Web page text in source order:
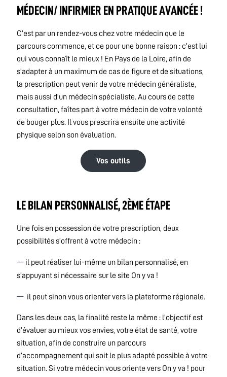
MÉDECIN/ INFIRMIER EN PRATIQUE AVANCÉE !
C’est par un rendez-vous chez votre médecin que le
parcours commence, et ce pour une bonne raison : c’est lui
qui vous connaît le mieux ! En Pays de la Loire, afin de
s’adapter à un maximum de cas de figure et de situations,
la prescription peut venir de votre médecin généraliste,
mais aussi d’un médecin spécialiste. Au cours de cette
consultation, faîtes part à votre médecin de votre volonté
de bouger plus. Il vous prescrira ensuite une activité
physique selon son évaluation.
Vos outils
LE BILAN PERSONNALISÉ, 2ÈME ÉTAPE
Une fois en possession de votre prescription, deux
possibilités s’offrent à votre médecin :
il peut réaliser lui-même un bilan personnalisé, en
s’appuyant si nécessaire sur le site On y va !
il peut sinon vous orienter vers la plateforme régionale.
Dans les deux cas, la finalité reste la même : l’objectif est
d’évaluer au mieux vos envies, votre état de santé, votre
situation, afin de construire un parcours
d’accompagnement qui soit le plus adapté possible à votre
situation. Si votre médecin vous oriente vers On y va ! pour